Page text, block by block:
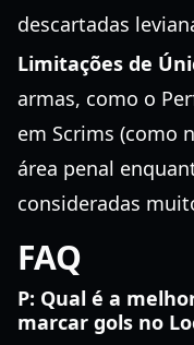
descartadas
Limitações de
armas, como o
em Scrims (como
área penal
consideradas
FAQ
P: Qual é a
marcar gols no